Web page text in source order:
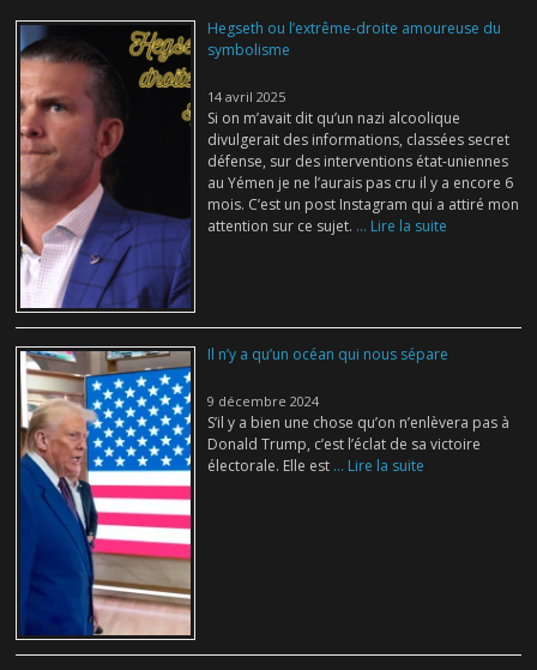
Hegseth ou l’extrême-droite amoureuse du
symbolisme
14 avril 2025
Si on m’avait dit qu’un nazi alcoolique
divulgerait des informations, classées secret
défense, sur des interventions état-uniennes
au Yémen je ne l’aurais pas cru il y a encore 6
mois. C’est un post Instagram qui a attiré mon
attention sur ce sujet. ... Lire la suite
Il n’y a qu’un océan qui nous sépare
9 décembre 2024
S’il y a bien une chose qu’on n’enlèvera pas à
Donald Trump, c’est l’éclat de sa victoire
électorale. Elle est ... Lire la suite